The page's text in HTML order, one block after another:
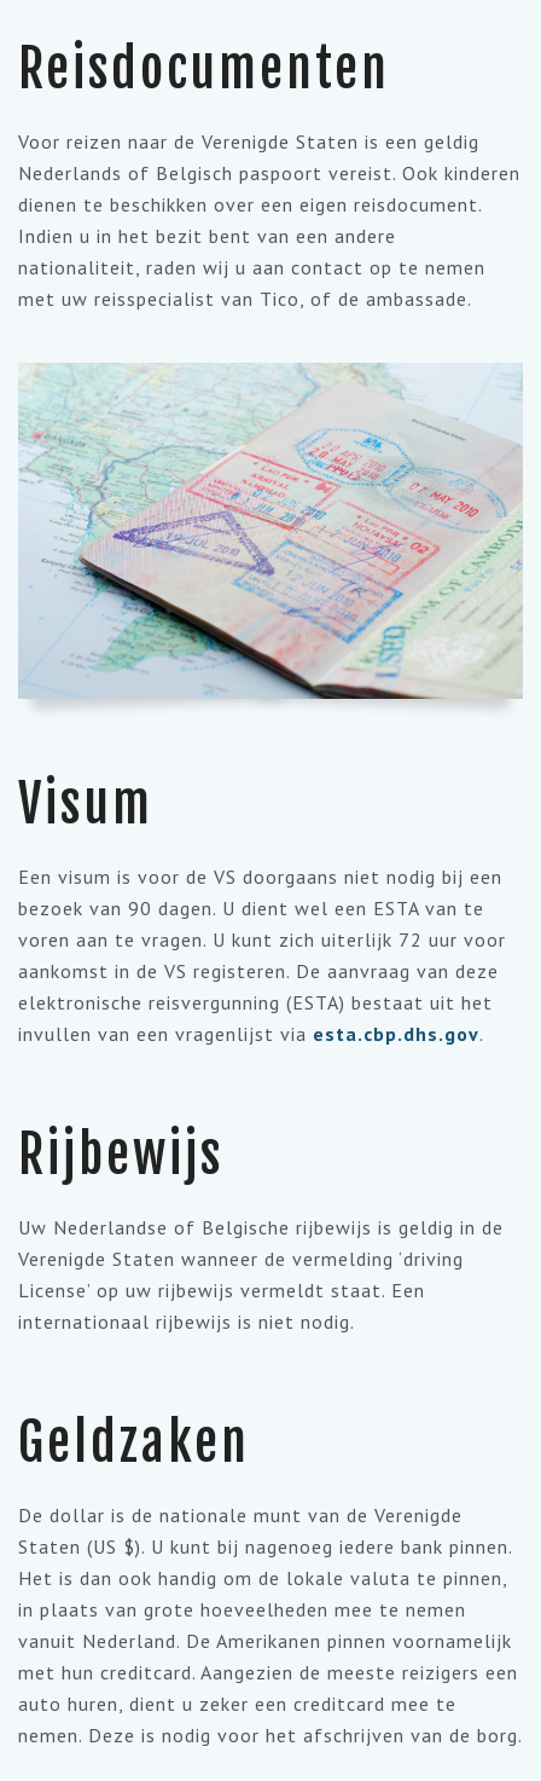
Reisdocumenten
Voor reizen naar de Verenigde Staten is een geldig
Nederlands of Belgisch paspoort vereist. Ook kinderen
dienen te beschikken over een eigen reisdocument.
Indien u in het bezit bent van een andere
nationaliteit, raden wij u aan contact op te nemen
met uw reisspecialist van Tico, of de ambassade.
Visum
Een visum is voor de VS doorgaans niet nodig bij een
bezoek van 90 dagen. U dient wel een ESTA van te
voren aan te vragen. U kunt zich uiterlijk 72 uur voor
aankomst in de VS registeren. De aanvraag van deze
elektronische reisvergunning (ESTA) bestaat uit het
invullen van een vragenlijst via esta.cbp.dhs.gov.
Rijbewijs
Uw Nederlandse of Belgische rijbewijs is geldig in de
Verenigde Staten wanneer de vermelding ‘driving
License’ op uw rijbewijs vermeldt staat. Een
internationaal rijbewijs is niet nodig.
Geldzaken
De dollar is de nationale munt van de Verenigde
Staten (US $). U kunt bij nagenoeg iedere bank pinnen.
Het is dan ook handig om de lokale valuta te pinnen,
in plaats van grote hoeveelheden mee te nemen
vanuit Nederland. De Amerikanen pinnen voornamelijk
met hun creditcard. Aangezien de meeste reizigers een
auto huren, dient u zeker een creditcard mee te
nemen. Deze is nodig voor het afschrijven van de borg.